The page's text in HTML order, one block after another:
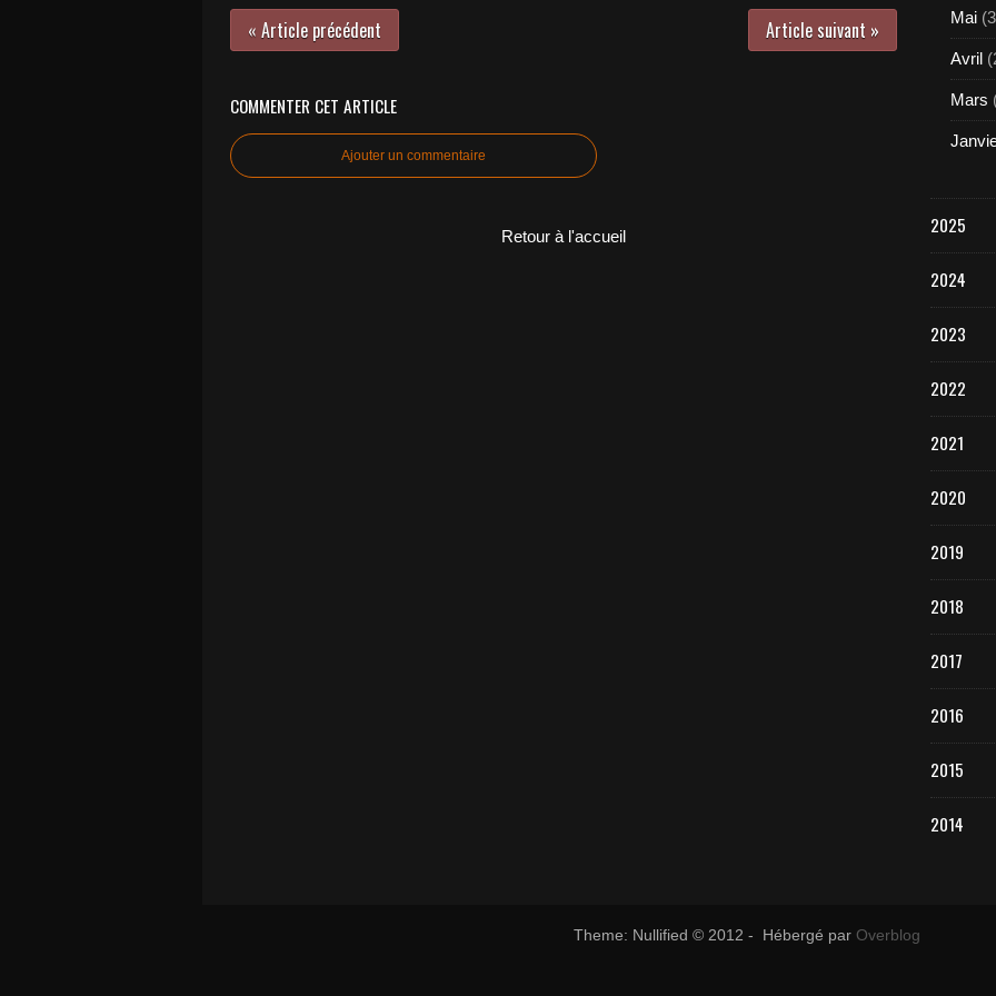
« Article précédent Article suivant »
COMMENTER CET ARTICLE
Ajouter un commentaire
Retour à l'accueil
Mai
Avril
Mars
2025
2024
2023
2022
2021
2020
2019
2018
2017
2016
2015
2014
Theme: Nullified © 2012 - Hébergé par Overblog